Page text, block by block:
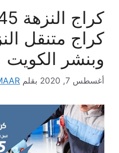
كراج متنقل
وبنشر الكويت
أغسطس 7, 2020 بقلم